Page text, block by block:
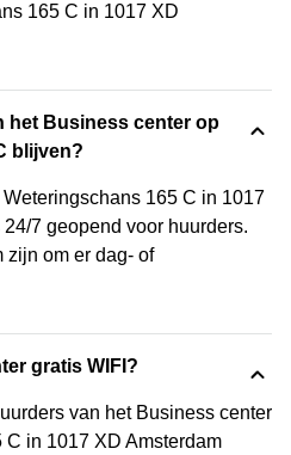
165 C in 1017 XD
het Business center op
blijven?
165 C in 1017
7 geopend voor huurders.
zijn om er dag- of
gratis WIFI?
van het Business center
in 1017 XD Amsterdam